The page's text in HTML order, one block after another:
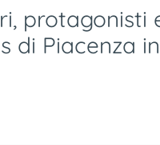
protagonisti
di Piacenza